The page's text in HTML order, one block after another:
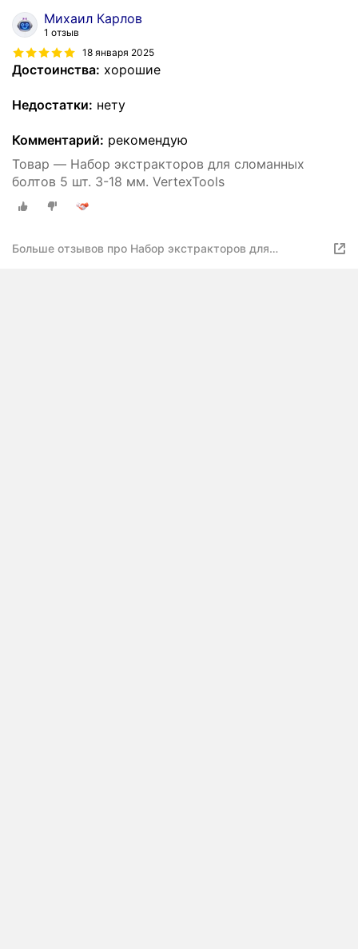
Михаил Карлов
1 отзыв
18 января 2025
Достоинства: хорошие
Недостатки: нету
Комментарий: рекомендую
Товар — Набор экстракторов для сломанных
болтов 5 шт. 3-18 мм. VertexTools
Больше отзывов про Набор экстракторов для